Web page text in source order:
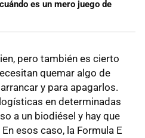
es un mero juego de
pero también es cierto
quemar algo de
y para apagarlos.
en determinadas
a un biodiésel y hay que
esos caso, la Formula E